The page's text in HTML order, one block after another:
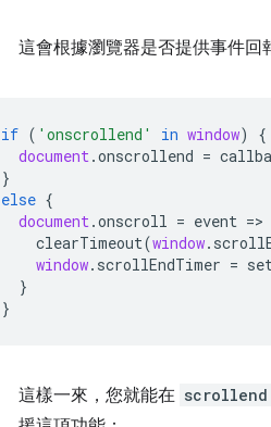
這會根據瀏覽器是否提供事件回
if ( 'onscrollend' in window)
{
document.onscrollend =
}
else {
document.onscroll = event =>
clearTimeout(window.
window. scrollEndTimer =
}
}
這樣一來，您就能在 scrollend